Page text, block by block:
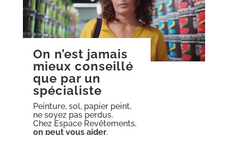
En savoir plus
On n’est jamais
mieux conseillé
que par un
spécialiste
Peinture, sol, papier peint,
ne soyez pas perdus.
Chez Espace Revêtements,
on peut vous aider.